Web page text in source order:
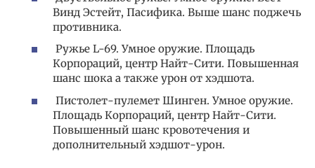
Винд Эстейт, Пасифика. Выше шанс поджечь
противника.
Ружье L-69. Умное оружие. Площадь
Корпораций, центр Найт-Сити. Повышенная
шанс шока а также урон от хэдшота.
Пистолет-пулемет Шинген. Умное оружие.
Площадь Корпораций, центр Найт-Сити.
Повышенный шанс кровотечения и
дополнительный хэдшот-урон.